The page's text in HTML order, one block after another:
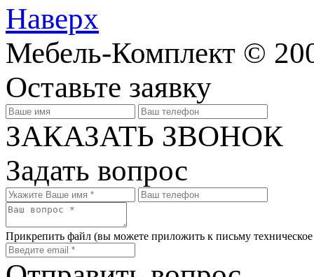
Наверх
Мебель-Комплект ©
Оставьте заявку
ЗАКАЗАТЬ ЗВОНОК
Задать вопрос
Прикрепить файл (вы можете приложить к письму